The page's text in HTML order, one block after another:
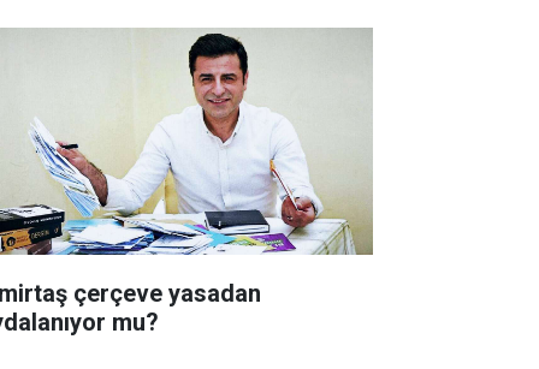
çerçeve yasadan
mu?